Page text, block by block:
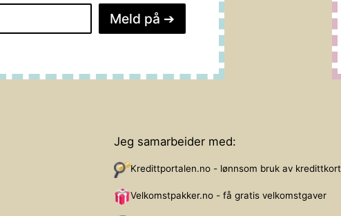
Meld på ➔
Jeg samarbeider med:
Kredittportalen.no - lønnsom bruk av kredittkort
Velkomstpakker.no - få gratis velkomstgaver